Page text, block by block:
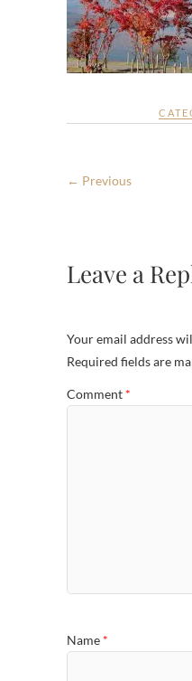
← Previous
Leave a
Your email address
Required fields are
Comment *
Name *